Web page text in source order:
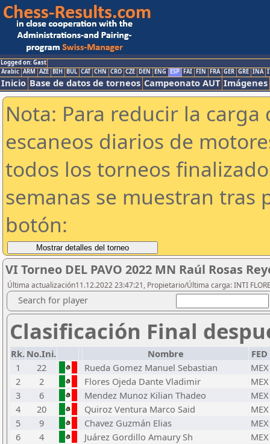
Logged on: Gast
Arabic ARM AZE BIH BUL CAT CHN CRO CZE DEN ENG ESP FAI FIN FRA GER GRE INA
Inicio Base de datos de torneos Campeonato AUT Imágenes
Nota: Para reducir la
escaneos diarios de
todos los torneos
semanas se muestran tras
botón:
VI Torneo DEL PAVO 2022 MN Raúl Rosas
Última actualización11.12.2022 23:47:21, Propietario/Última carga: INTI
Search for player
Clasificación Final
Rk. No.Ini. Nombre
FED
1
22 Rueda Gomez Manuel Sebastian
MEX
2
2 Flores Ojeda Dante Vladimir
MEX
3
6 Mendez Munoz Kilian Thadeo
MEX
4
20 Quiroz Ventura Marco Said
MEX
5
9 Chavez Guzmán Elias
MEX
6
4 Juárez Gordillo Amaury Sh
MEX